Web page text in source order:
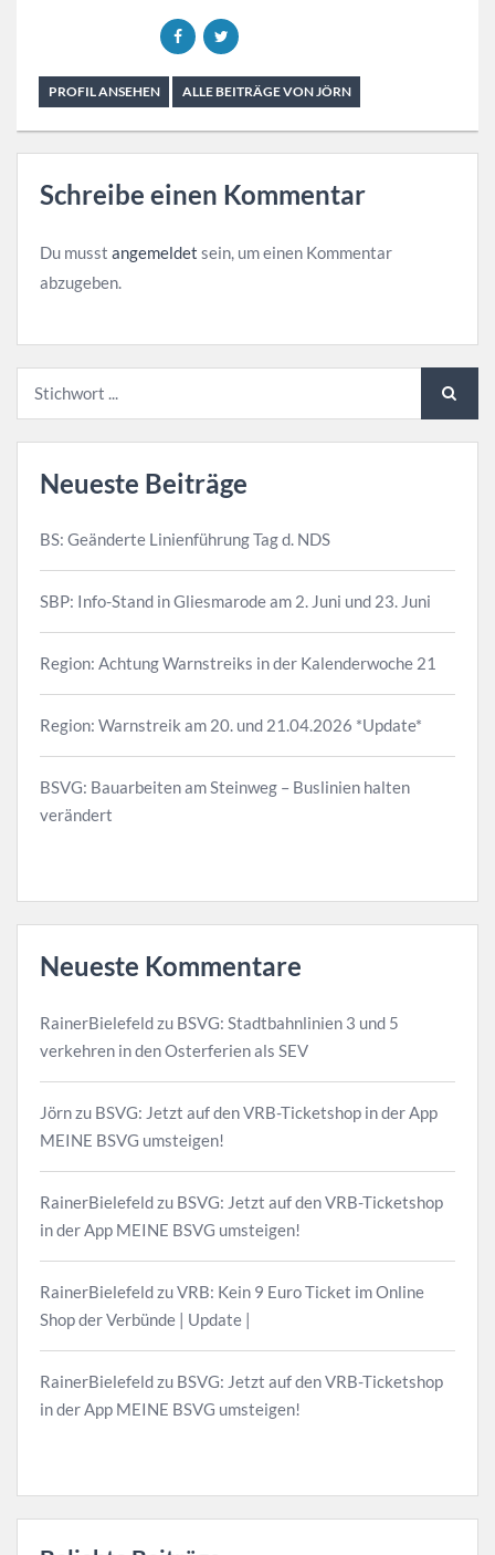
PROFIL ANSEHEN ALLE BEITRÄGE VON JÖRN
Schreibe einen Kommentar
Du musst angemeldet sein, um einen Kommentar
abzugeben.
Neueste Beiträge
BS: Geänderte Linienführung Tag d. NDS
SBP: Info-Stand in Gliesmarode am 2. Juni und 23. Juni
Region: Achtung Warnstreiks in der Kalenderwoche 21
Region: Warnstreik am 20. und 21.04.2026 *Update*
BSVG: Bauarbeiten am Steinweg – Buslinien halten
verändert
Neueste Kommentare
RainerBielefeldzu BSVG: Stadtbahnlinien 3 und 5
verkehren in den Osterferien als SEV
Jörnzu BSVG: Jetzt auf den VRB-Ticketshop in der App
MEINE BSVG umsteigen!
RainerBielefeldzu BSVG: Jetzt auf den VRB-Ticketshop
in der App MEINE BSVG umsteigen!
RainerBielefeldzuVRB: Kein 9 Euro Ticket im Online
Shop der Verbünde | Update |
RainerBielefeldzu BSVG: Jetzt auf den VRB-Ticketshop
in der App MEINE BSVG umsteigen!